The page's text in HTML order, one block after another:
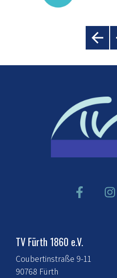
TV Fürth 1860 e.V.
Coubertinstraße 9-11
90768 Fürth